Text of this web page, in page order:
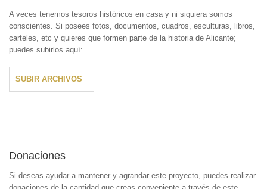
A veces tenemos tesoros históricos en casa y ni siquiera somos
conscientes. Si posees fotos, documentos, cuadros, esculturas, libros,
carteles, etc y quieres que formen parte de la historia de Alicante;
puedes subirlos aquí:
SUBIR ARCHIVOS
Donaciones
Si deseas ayudar a mantener y agrandar este proyecto, puedes realizar